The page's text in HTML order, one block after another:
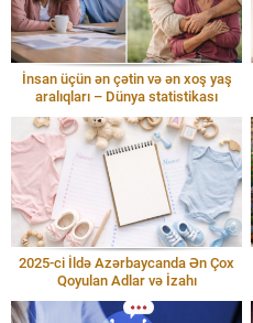
İnsan üçün ən çətin və ən xoş yaş
aralıqları – Dünya statistikası
2025-ci İldə Azərbaycanda Ən Çox
Qoyulan Adlar və İzahı